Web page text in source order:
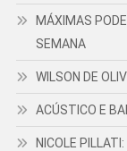
MÁXIMAS
SEMANA
WILSON DE
ACÚSTICO E
NICOLE